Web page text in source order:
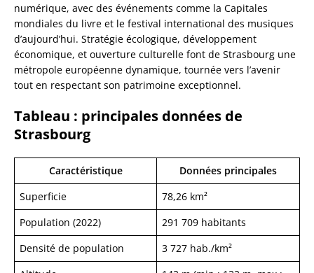
numérique, avec des événements comme la Capitales
mondiales du livre et le festival international des musiques
d’aujourd’hui. Stratégie écologique, développement
économique, et ouverture culturelle font de Strasbourg une
métropole européenne dynamique, tournée vers l’avenir
tout en respectant son patrimoine exceptionnel.
Tableau : principales données de
Strasbourg
Caractéristique
Données principales
Superficie
78,26 km²
Population (2022)
291 709 habitants
Densité de population
3 727 hab./km²